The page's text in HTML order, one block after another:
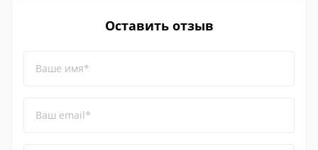
Оставить отзыв
Ваше имя*
Ваш email*